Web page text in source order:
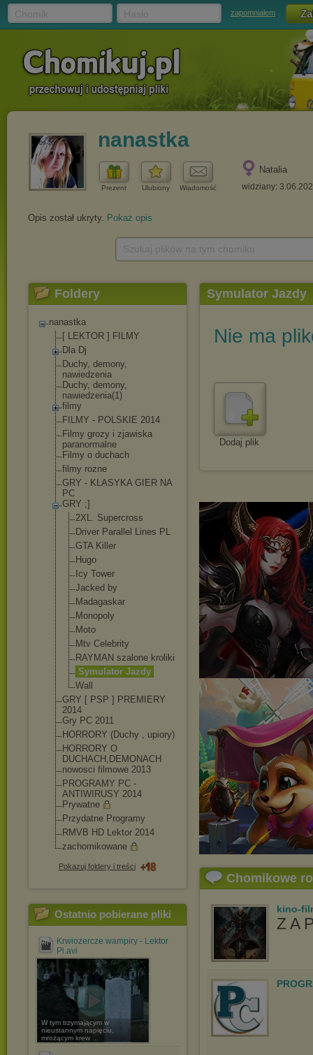
zapomniałem
nanastka
Prezent Ulubiony Wiadomość
Natalia
widziany:
Opis został ukryty. Pokaż opis
Foldery
nanastka
[ LEKTOR ] FILMY
Dla Dj
Duchy, demony,
nawiedzenia
Duchy, demony,
nawiedzenia(1)
filmy
FILMY - POLSKIE 2014
Filmy grozy i zjawiska
paranormalne
Filmy o duchach
filmy rozne
GRY - KLASYKA GIER NA
PC
GRY ;]
2XL. Supercross
Driver Parallel Lines PL
GTA Killer
Hugo
Icy Tower
Jacked by
Madagaskar
Monopoly
Moto
Mtv Celebrity
RAYMAN szalone kroliki
Symulator Jazdy
Wall
GRY [ PSP ] PREMIERY
2014
Gry PC 2011
HORRORY (Duchy , upiory)
HORRORY O
DUCHACH,DEMONACH
nowosci filmowe 2013
PROGRAMY PC -
ANTIWIRUSY 2014
Prywatne
Przydatne Programy
RMVB HD Lektor 2014
zachomikowane
Pokazuj foldery i treści
Ostatnio pobierane pliki
Krwiożercze wampiry - Lektor
Pl.avi
W tym trzymającym w
nieustannym napięciu,
mrożącym krew ...
Symulator Jazdy
Nie ma
Dodaj plik
Chomikowe
kino-
Z A